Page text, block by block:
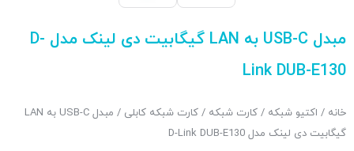
مبدل USB-C به LAN گیگابیت دی لینک مدل D-
Link DUB-E130
خانه / اکتیو شبکه / کارت شبکه / کارت شبکه کابلی
/ مبدل USB-C به LAN
گیگابیت دی لینک مدل D-Link DUB-E130